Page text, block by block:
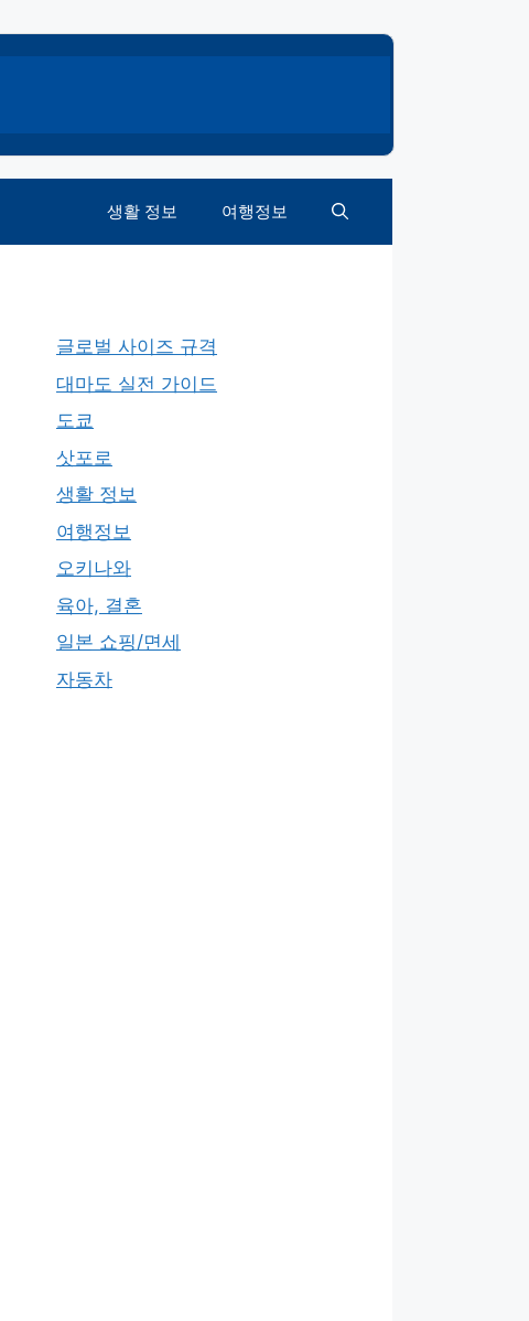
생활 정보 여행정보
글로벌 사이즈 규격
대마도 실전 가이드
도쿄
삿포로
생활 정보
여행정보
오키나와
육아, 결혼
일본 쇼핑/면세
자동차